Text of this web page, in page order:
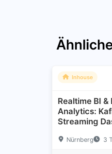
Inhouse
Realtime BI
Analytics:
Streaming
Nürnberg 3